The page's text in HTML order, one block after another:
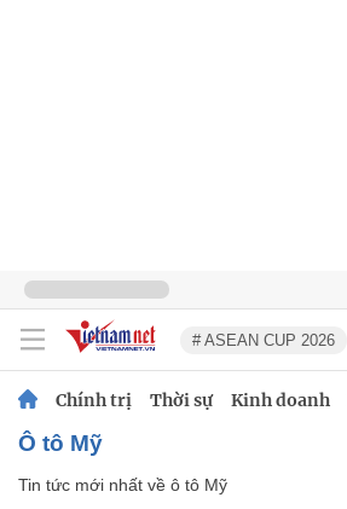
# ASEAN CUP 2026
Chính trị Thời sự Kinh doanh
ô tô Mỹ
Tin tức mới nhất về ô tô Mỹ